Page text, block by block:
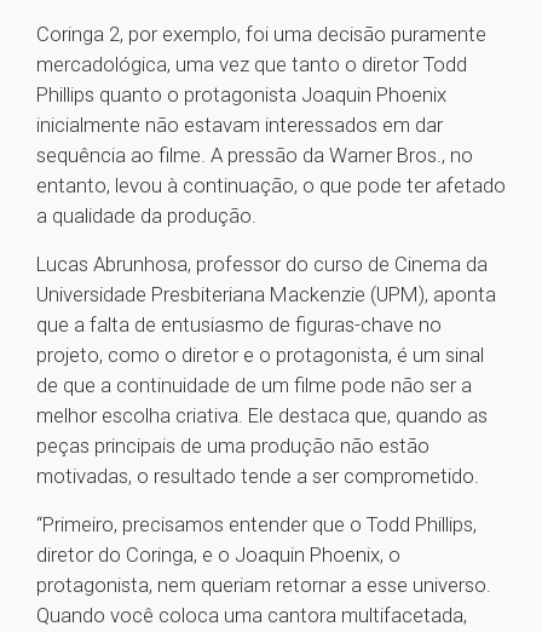
Coringa 2, por exemplo, foi uma decisão puramente
mercadológica, uma vez que tanto o diretor Todd
Phillips quanto o protagonista Joaquin Phoenix
inicialmente não estavam interessados em dar
sequência ao filme. A pressão da Warner Bros., no
entanto, levou à continuação, o que pode ter afetado
a qualidade da produção.
Lucas Abrunhosa, professor do curso de Cinema da
Universidade Presbiteriana Mackenzie (UPM), aponta
que a falta de entusiasmo de figuras-chave no
projeto, como o diretor e o protagonista, é um sinal
de que a continuidade de um filme pode não ser a
melhor escolha criativa. Ele destaca que, quando as
peças principais de uma produção não estão
motivadas, o resultado tende a ser comprometido.
“Primeiro, precisamos entender que o Todd Phillips,
diretor do Coringa, e o Joaquin Phoenix, o
protagonista, nem queriam retornar a esse universo.
Quando você coloca uma cantora multifacetada,